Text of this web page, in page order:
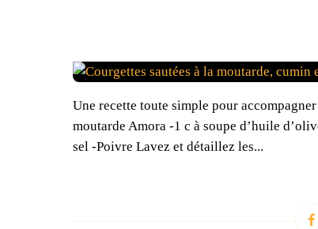
Une recette toute simple pour
moutarde Amora -1 c à soupe d’huile
sel -Poivre Lavez et détaillez les...